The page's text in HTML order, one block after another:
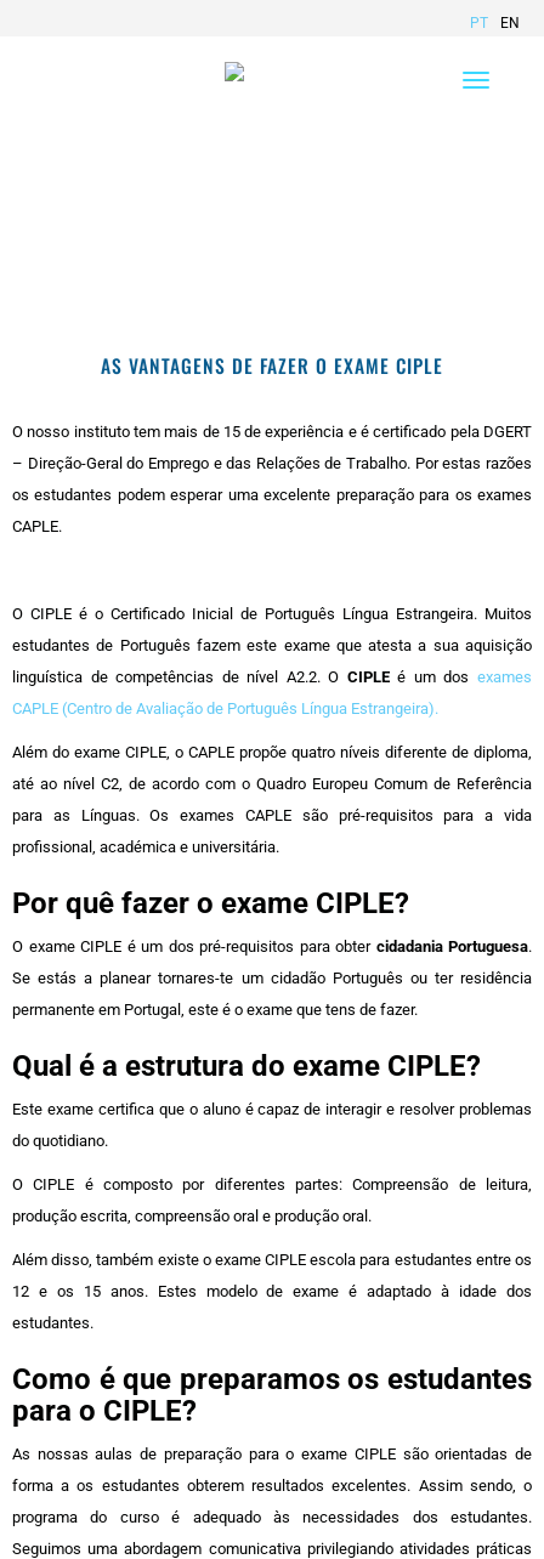
PT EN
Toggle
AS VANTAGENS DE FAZER O EXAME CIPLE
O nosso instituto tem mais de 15 de experiência e é certificado pela DGERT
– Direção-Geral do Emprego e das Relações de Trabalho. Por estas razões
os estudantes podem esperar uma excelente preparação para os exames
CAPLE.
O CIPLE é o Certificado Inicial de Português Língua Estrangeira. Muitos
estudantes de Português fazem este exame que atesta a sua aquisição
linguística de competências de nível A2.2. O CIPLEé um dosexames
CAPLE (Centro de Avaliação de Português Língua Estrangeira).
Além do exame CIPLE, o CAPLE propõe quatro níveis diferente de diploma,
até ao nível C2, de acordo com o Quadro Europeu Comum de Referência
para as Línguas. Os exames CAPLE são pré-requisitos para a vida
profissional, académica e universitária.
Por quê fazer o exame CIPLE?
O exame CIPLE é um dos pré-requisitos para obter cidadania Portuguesa.
Se estás a planear tornares-te um cidadão Português ou ter residência
permanente em Portugal, este é o exame que tens de fazer.
Qual é a estrutura do exame CIPLE?
Este exame certifica que o aluno é capaz de interagir e resolver problemas
do quotidiano.
O CIPLE é composto por diferentes partes: Compreensão de leitura,
produção escrita, compreensão oral e produção oral.
Além disso, também existe o exame CIPLE escola para estudantes entre os
12 e os 15 anos. Estes modelo de exame é adaptado à idade dos
estudantes.
Como é que preparamos os estudantes
para o CIPLE?
As nossas aulas de preparação para o exame CIPLE são orientadas de
forma a os estudantes obterem resultados excelentes. Assim sendo, o
programa do curso é adequado às necessidades dos estudantes.
Seguimos uma abordagem comunicativa privilegiando atividades práticas